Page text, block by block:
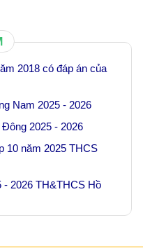
2018 có đáp án của
Nam 2025 - 2026
2025 - 2026
10 năm 2025 THCS
- 2026 TH&THCS Hồ